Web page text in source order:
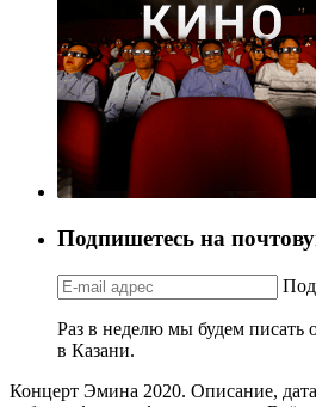
Подпишетесь на
Раз в неделю мы будем писать
в Казани.
Концерт Эмина 2020. Описание,